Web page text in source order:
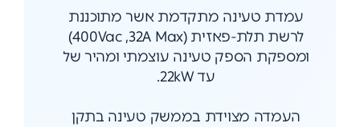
עמדת טעינה מתקדמת אשר מתוכננת
לרשת תלת-פאזית (400Vac ,32A Max)
ומספקת הספק טעינה עוצמתי ומהיר של
עד 22kW.
העמדה מצוידת בממשק טעינה בתקן